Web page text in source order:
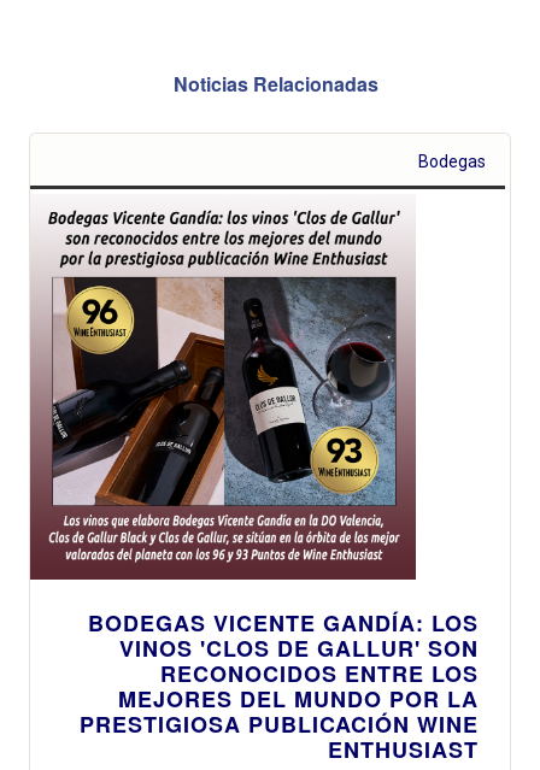
Noticias Relacionadas
Bodegas
BODEGAS VICENTE GANDÍA: LOS
VINOS 'CLOS DE GALLUR' SON
RECONOCIDOS ENTRE LOS
MEJORES DEL MUNDO POR LA
PRESTIGIOSA PUBLICACIÓN WINE
ENTHUSIAST